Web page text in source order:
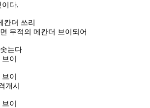
이다.
칸더 쓰리
무적의 메칸더 브이되어
는다
이
이
개시
이